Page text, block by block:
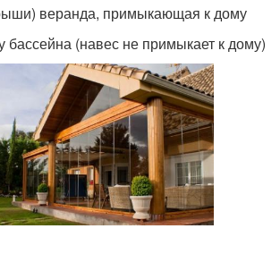
веранда, примыкающая к дому
бассейна (навес не примыкает к дому)